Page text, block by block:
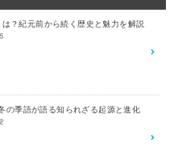
？紀元前から続く歴史と魅力を解説
の季語が語る知られざる起源と進化